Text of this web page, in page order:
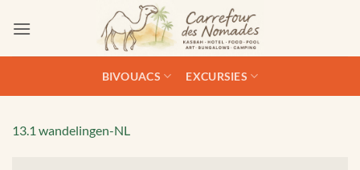
naar
BIVOUACS EXCURSIES
13.1 wandelingen-NL